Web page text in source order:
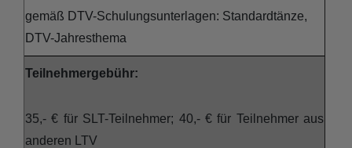
gemäß DTV-Schulungsunterlagen: Standardtänze,
DTV-Jahresthema
Teilnehmergebühr:
35,- € für SLT-Teilnehmer; 40,- € für Teilnehmer aus
anderen LTV